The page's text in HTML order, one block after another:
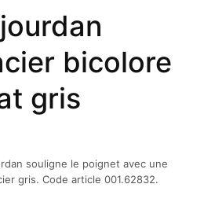
bicolore
gris
souligne le poignet avec une
gris. Code article 001.62832.